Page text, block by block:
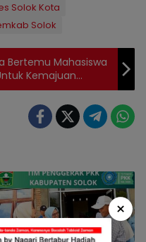
Solok Kota
Solok
Bertemu Mahasiswa
Kemajuan
×